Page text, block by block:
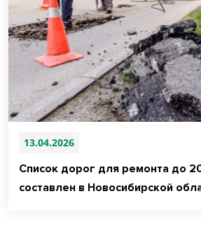
13.04.2026
Список дорог для ремонта до
составлен в Новосибирской